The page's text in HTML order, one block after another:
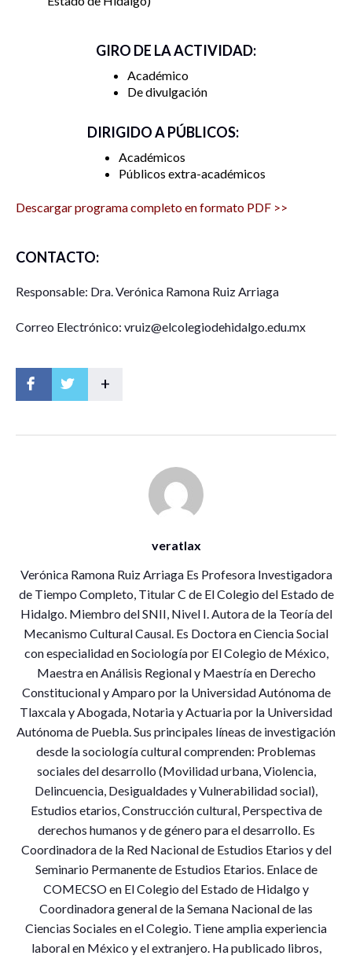
GIRO DE LA ACTIVIDAD:
Académico
De divulgación
DIRIGIDO A PÚBLICOS:
Académicos
Públicos extra-académicos
Descargar programa completo en formato PDF >>
CONTACTO:
Responsable: Dra. Verónica Ramona Ruiz Arriaga
Correo Electrónico: vruiz@elcolegiodehidalgo.edu.mx
+
veratlax
Verónica Ramona Ruiz Arriaga Es Profesora Investigadora
de Tiempo Completo, Titular C de El Colegio del Estado de
Hidalgo. Miembro del SNII, Nivel I. Autora de la Teoría del
Mecanismo Cultural Causal. Es Doctora en Ciencia Social
con especialidad en Sociología por El Colegio de México,
Maestra en Análisis Regional y Maestría en Derecho
Constitucional y Amparo por la Universidad Autónoma de
Tlaxcala y Abogada, Notaria y Actuaria por la Universidad
Autónoma de Puebla. Sus principales líneas de investigación
desde la sociología cultural comprenden: Problemas
sociales del desarrollo (Movilidad urbana, Violencia,
Delincuencia, Desigualdades y Vulnerabilidad social),
Estudios etarios, Construcción cultural, Perspectiva de
derechos humanos y de género para el desarrollo. Es
Coordinadora de la Red Nacional de Estudios Etarios y del
Seminario Permanente de Estudios Etarios. Enlace de
COMECSO en El Colegio del Estado de Hidalgo y
Coordinadora general de la Semana Nacional de las
Ciencias Sociales en el Colegio. Tiene amplia experiencia
laboral en México y el extranjero. Ha publicado libros,